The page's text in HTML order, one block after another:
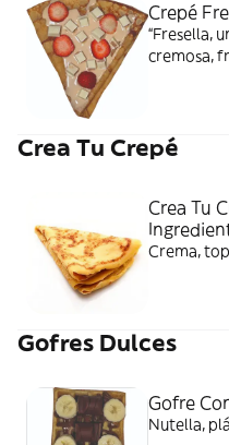
Crepé
“Fresella,
cremosa,
combina
Crea Tu Crepé
Crea Tu
Crema,
Gofres Dulces
Gofre
Nutella,